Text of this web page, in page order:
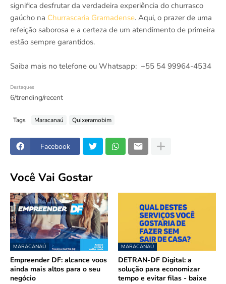
significa desfrutar da verdadeira experiência do churrasco
gaúcho na Churrascaria Gramadense. Aqui, o prazer de uma
refeição saborosa e a certeza de um atendimento de primeira
estão sempre garantidos.
Saiba mais no telefone ou Whatsapp: +55 54 99964-4534
Destaques
6/trending/recent
Tags Maracanaú Quixeramobim
Facebook
Você Vai Gostar
MARACANAÚ
Empreender DF: alcance voos
ainda mais altos para o seu
negócio
MARACANAÚ
DETRAN-DF Digital: a
solução para economizar
tempo e evitar filas - baixe